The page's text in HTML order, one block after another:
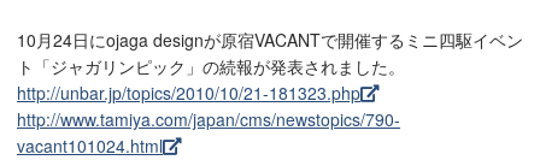
10月24日にojaga designが原宿VACANTで開催するミニ四駆イベン
ト「ジャガリンピック」の続報が発表されました。
http://unbar.jp/topics/2010/10/21-181323.php
http://www.tamiya.com/japan/cms/newstopics/790-
vacant101024.html